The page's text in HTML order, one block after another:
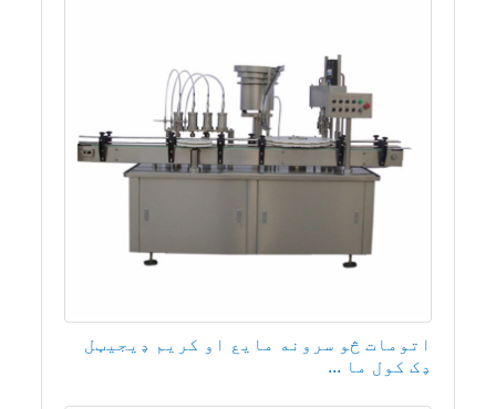
اتومات څو سرونه مایع او کریم ډیجیټل
ډک کول ما ...